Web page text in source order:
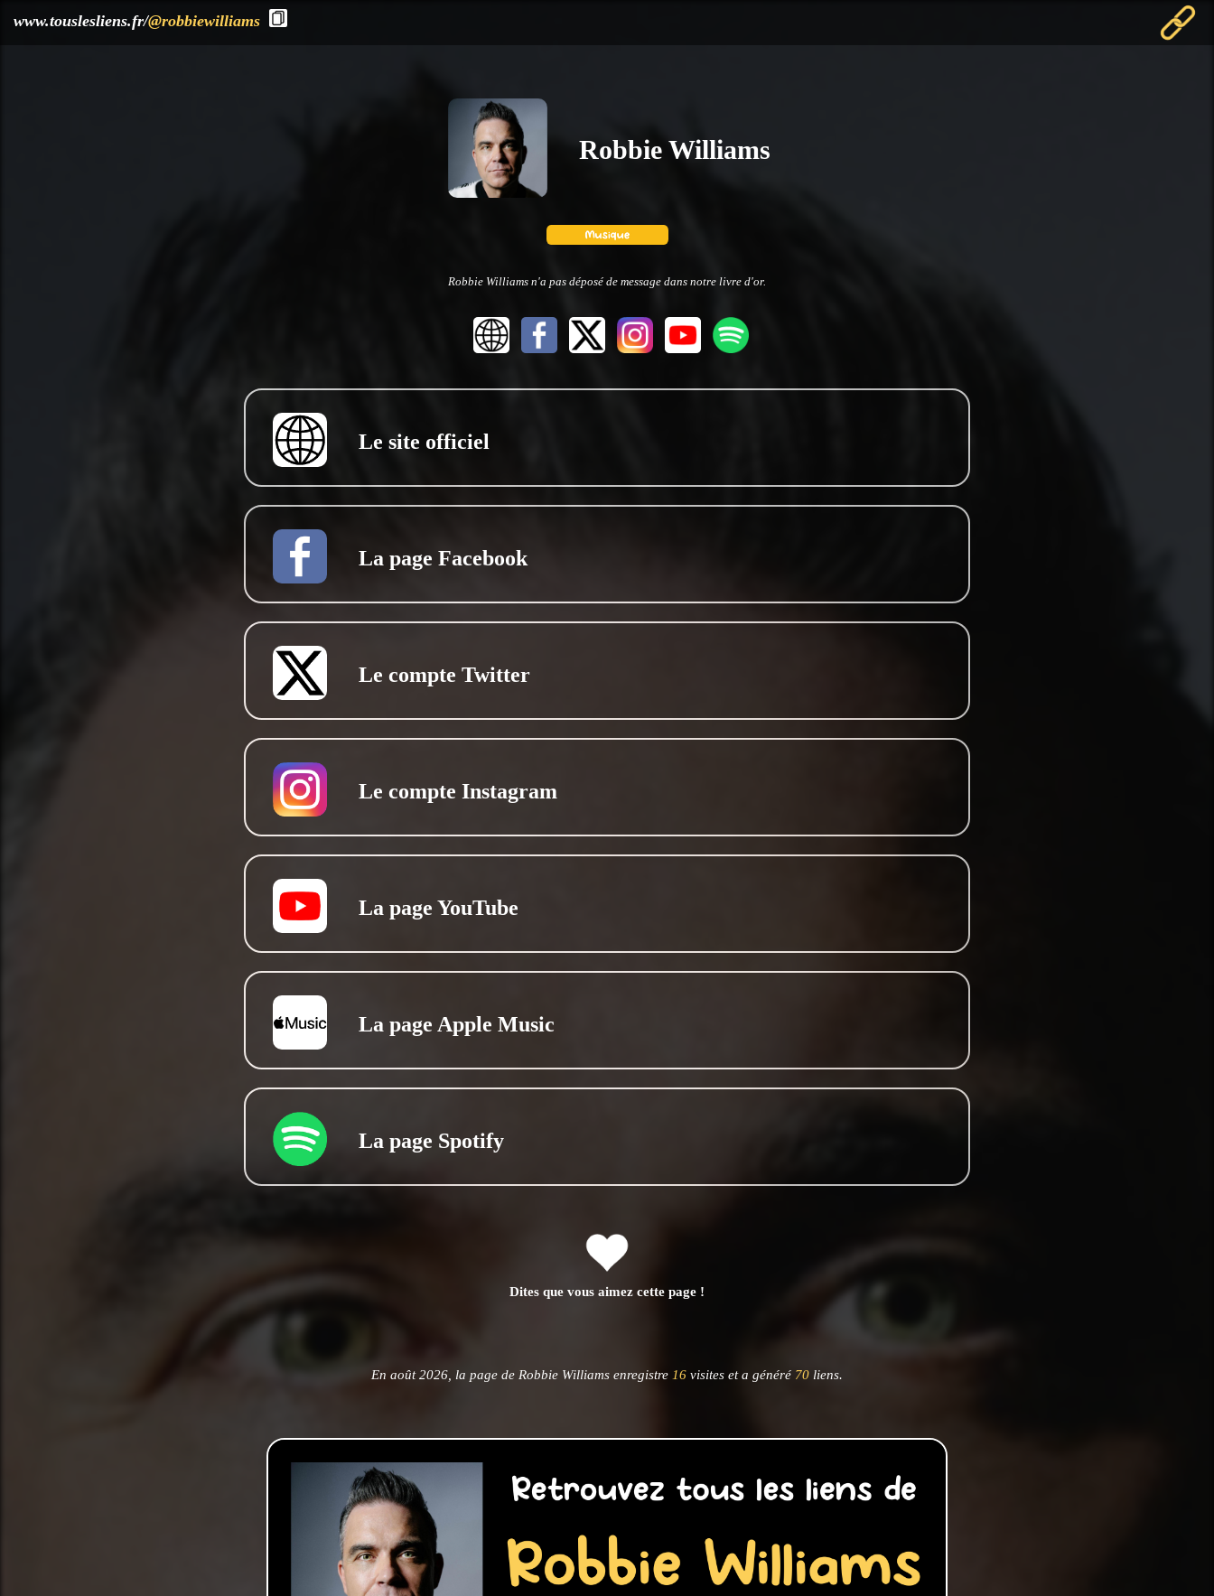
www.touslesliens.fr/@robbiewilliams
Robbie Williams
Robbie Williams n'a pas déposé de message dans notre livre d'or.
Le site officiel
La page Facebook
Le compte Twitter
Le compte Instagram
La page YouTube
La page Apple Music
La page Spotify
Dites que vous aimez cette page !
En août 2026, la page de Robbie Williams enregistre 16 visites et a généré 70 liens.